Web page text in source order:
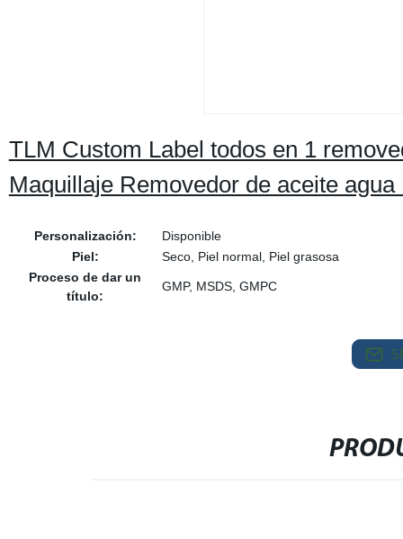
TLM Custom Label todos en 1
Maquillaje Removedor de aceite
Personalización:
Disponible
Piel:
Seco, Piel normal, Piel grasosa
Proceso de dar un
título:
GMP, MSDS, GMPC